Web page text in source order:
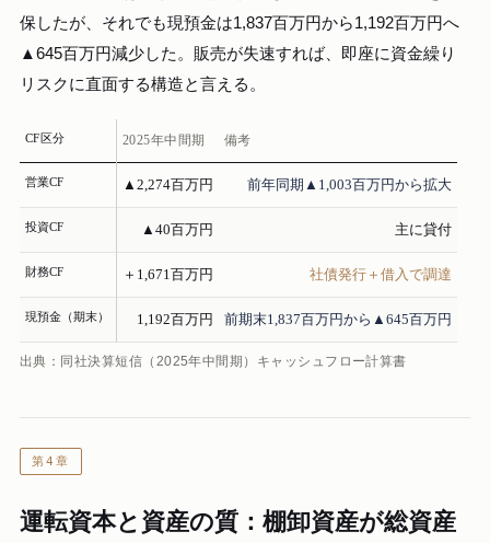
保したが、それでも現預金は1,837百万円から1,192百万円へ
▲645百万円減少した。販売が失速すれば、即座に資金繰り
リスクに直面する構造と言える。
CF区分 2025年中間期 備考
営業CF ▲2,274百万円 前年同期▲1,003百万円から拡大
投資CF ▲40百万円 主に貸付
財務CF ＋1,671百万円 社債発行＋借入で調達
現預金（期末） 1,192百万円 前期末1,837百万円から▲645百万円
出典：同社決算短信（2025年中間期）キャッシュフロー計算書
第4章
運転資本と資産の質：棚卸資産が総資産